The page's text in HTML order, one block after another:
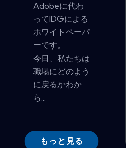
Adobeに代わ
ってIDGによる
ホワイトペーパ
ーです。
今日、私たちは
職場にどのよう
に戻るかわか
ら...
もっと見る